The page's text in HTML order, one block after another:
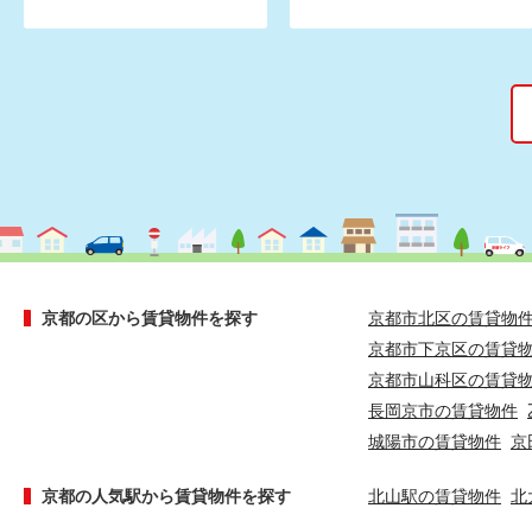
京都の区から賃貸物件を探す
京都市北区の賃貸物
京都市下京区の賃貸
京都市山科区の賃貸
長岡京市の賃貸物件
城陽市の賃貸物件 京
京都の人気駅から賃貸物件を探す 北山駅の賃貸物件 北